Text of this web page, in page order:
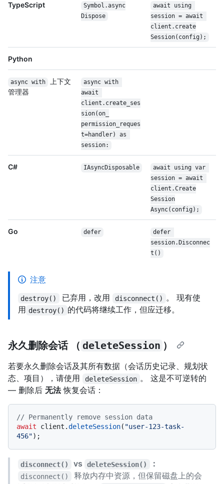
TypeScript
Symbol.async
Dispose
await using
session = await
client.create
Session(config);
Python
async with
上下文
管理器
async with
await
client.create_ses
sion(on_
permission_reques
t=handler) as
session:
C# IAsyncDisposable
await using var
session = await
client.Create
Session
Async(config);
Go defer
defer
session.Disconnec
t()
注意
destroy() 已弃用，改用 disconnect() 。 现有使
用 destroy() 的代码将继续工作，但应迁移。
永久删除会话 （ deleteSession ）
若要永久删除会话及其所有数据（会话历史记录、规划状
态、项目），请使用
deleteSession 。 这是不可逆转的
— 删除后 无法恢复会话：
// Permanently remove session data
await client.deleteSession( "user-123-task-
456"
disconnect() vs deleteSession() ：
disconnect()
释放内存中资源，但保留磁盘上的会